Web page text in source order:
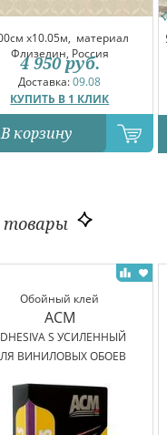
x10.05м, материал
Флизелин, Россия
Доставка:09.08
КУПИТЬ В 1 КЛИК
4 950 руб.
В корзину
Обойный клей
ACM
S УСИЛЕННЫЙ
ВИНИЛОВЫХ ОБОЕВ